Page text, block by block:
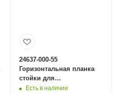
24637-000-55
Горизонтальная планка
стойки для
осветительных
Есть в наличии